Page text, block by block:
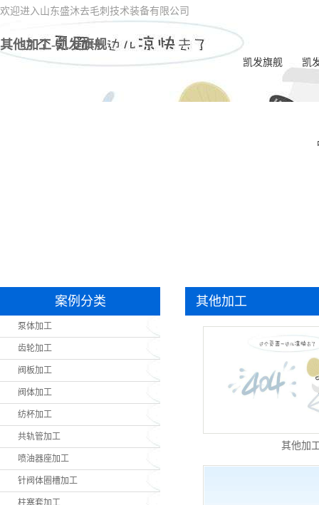
欢迎进入山东盛沐去毛刺技术装备有限公司
其他加工-凯发旗舰
凯发旗舰 凯
一
案例分类
泵体加工
齿轮加工
阀板加工
阀体加工
纺杯加工
共轨管加工
喷油器座加工
针阀体圈槽加工
柱塞套加工
其他加工
其他加